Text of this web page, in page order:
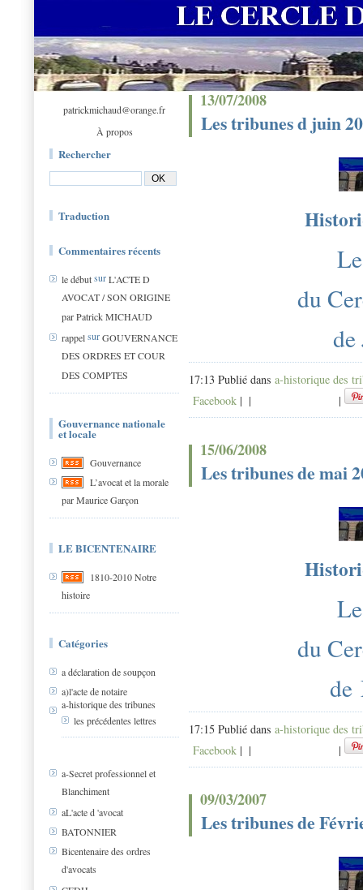
patrickmichaud@orange.fr
À propos
Rechercher
Traduction
Commentaires récents
le débutsurL'ACTE D
AVOCAT / SON ORIGINE
par Patrick MICHAUD
rappelsurGOUVERNANCE
DES ORDRES ET COUR
DES COMPTES
Gouvernance nationale
et locale
Gouvernance
L’avocat et la morale
par Maurice Garçon
LE BICENTENAIRE
1810-2010 Notre
histoire
Catégories
a déclaration de soupçon
a)l'acte de notaire
a-historique des tribunes
les précédentes lettres
a-Secret professionnel et
Blanchiment
aL'acte d 'avocat
BATONNIER
Bicentenaire des ordres
d'avocats
13/07/2008
Les tribunes d juin
du
17:13 Publié dans a-historique des
Facebook | | |
15/06/2008
Les tribunes de mai
du
17:15 Publié dans a-historique des
Facebook | | |
09/03/2007
Les tribunes de